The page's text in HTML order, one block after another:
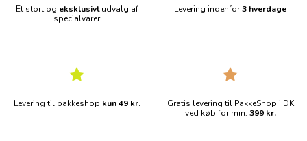
Et stort og eksklusivtudvalg af
specialvarer
Levering indenfor3 hverdage
Levering til pakkeshop kun 49 kr.
Gratis levering til PakkeShop i DK
ved køb for min. 399 kr.